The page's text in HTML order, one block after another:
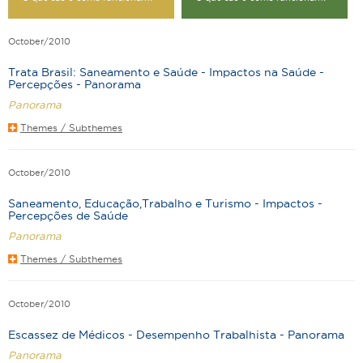
October/2010
Trata Brasil: Saneamento e Saúde - Impactos na Saúde -
Percepções - Panorama
Panorama
Themes / Subthemes
October/2010
Saneamento, Educação,Trabalho e Turismo - Impactos -
Percepções de Saúde
Panorama
Themes / Subthemes
October/2010
Escassez de Médicos - Desempenho Trabalhista - Panorama
Panorama